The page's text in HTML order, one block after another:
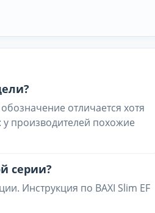
отличается хотя
производителей похожие
серии?
Инструкция по BAXI Slim EF